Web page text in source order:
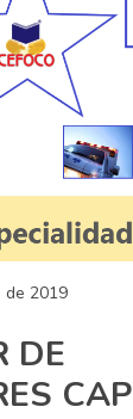
de 2019
DE
CAP